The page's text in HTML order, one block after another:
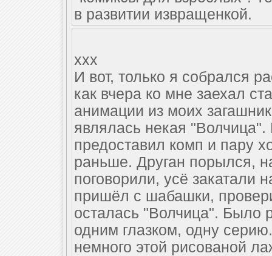
в развитии извращенкой.
xxx
И вот, только я собрался
как вчера ко мне заехал
анимации из моих
являлась некая
предоставил комп и пару
раньше. Друган порылся,
поговорили, усё закатали
пришёл с шабашки,
осталась "Волчица". Было
одним глазком, одну
немного этой рисованой